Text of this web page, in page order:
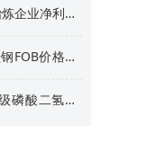
企业净利预
FOB价格点
磷酸二氢锂